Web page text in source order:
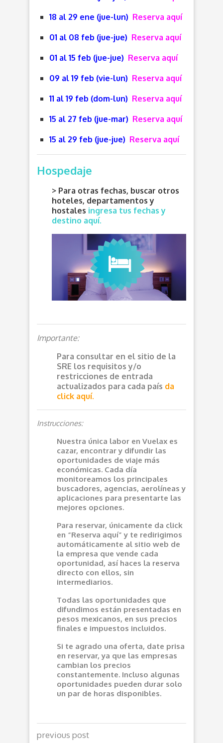
18 al 29 ene (jue-lun) Reserva aquí
01 al 08 feb (jue-jue) Reserva aquí
01 al 15 feb (jue-jue) Reserva aquí
09 al 19 feb (vie-lun) Reserva aquí
11 al 19 feb (dom-lun) Reserva aquí
15 al 27 feb (jue-mar) Reserva aquí
15 al 29 feb (jue-jue) Reserva aquí
Hospedaje
> Para otras fechas, buscar otros
hoteles, departamentos y
hostales ingresa tus fechas y
destino aquí.
Importante:
Para consultar en el sitio de la
SRE los requisitos y/o
restricciones de entrada
actualizados para cada país da
click aquí.
Instrucciones:
Nuestra única labor en Vuelax es
cazar, encontrar y difundir las
oportunidades de viaje más
económicas. Cada día
monitoreamos los principales
buscadores, agencias, aerolíneas y
aplicaciones para presentarte las
mejores opciones.
Para reservar, únicamente da click
en “Reserva aquí” y te redirigimos
automáticamente al sitio web de
la empresa que vende cada
oportunidad, así haces la reserva
directo con ellos, sin
intermediarios.
Todas las oportunidades que
difundimos están presentadas en
pesos mexicanos, en sus precios
finales e impuestos incluidos.
Si te agrado una oferta, date prisa
en reservar, ya que las empresas
cambian los precios
constantemente. Incluso algunas
oportunidades pueden durar solo
un par de horas disponibles.
previous post